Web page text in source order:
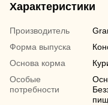
Характеристики
Производитель
Форма выпуска
Основа корма
Особые
потребности